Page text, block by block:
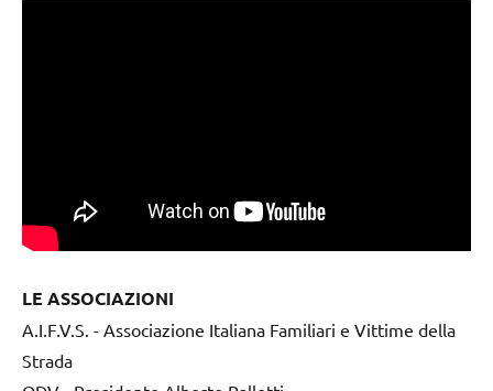
LE ASSOCIAZIONI
A.I.F.V.S. - Associazione Italiana Familiari e Vittime della
Strada